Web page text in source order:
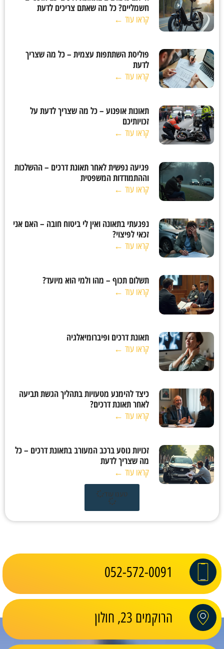
חשמליים? כל מה שאתם צריכים לדעת
קראו עוד ←
פוליסת השתתפות עצמית – כל מה שצריך
לדעת
קראו עוד ←
תאונות אופנוע – כל מה שצריך לדעת על
זכויותיכם
קראו עוד ←
פגיעה נפשית לאחר תאונת דרכים – ההשלכות
וההתמודדות המשפטית
קראו עוד ←
נפגעתי בתאונה ואין לי ביטוח חובה – האם אני
זכאי לפיצוי?
קראו עוד ←
תשלום תכוף – מהו ולמי הוא מיועד?
קראו עוד ←
תאונת דרכים ופיברומיאלגיה
קראו עוד ←
כיצד להימנע מטעויות בתהליך הגשת תביעה
לאחר תאונת דרכים?
קראו עוד ←
זכויות נוסע ברכב המעורב בתאונת דרכים – כל
מה שצריך לדעת
קראו עוד ←
טענו עוד
052-572-0091
הרוקמים 23, חולון